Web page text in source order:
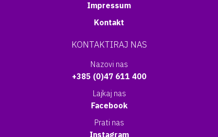
Impressum
Kontakt
KONTAKTIRAJ NAS
Nazovi nas
+385 (0)47 611 400
Lajkaj nas
Facebook
Prati nas
Instagram